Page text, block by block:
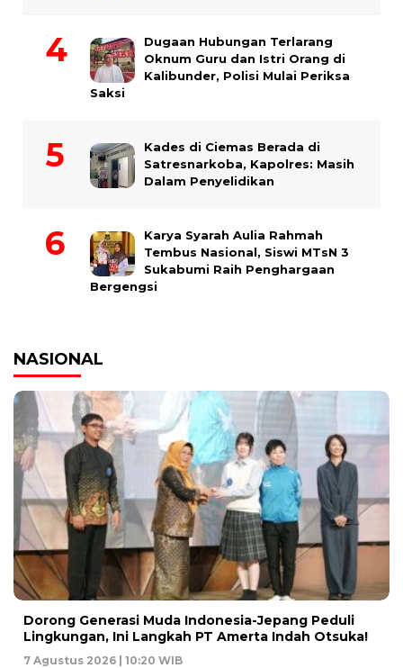
Dugaan Hubungan Terlarang
Oknum Guru dan Istri Orang di
Kalibunder, Polisi Mulai Periksa
Saksi
Kades di Ciemas Berada di
Satresnarkoba, Kapolres: Masih
Dalam Penyelidikan
Karya Syarah Aulia Rahmah
Tembus Nasional, Siswi MTsN 3
Sukabumi Raih Penghargaan
Bergengsi
NASIONAL
Dorong Generasi Muda Indonesia-Jepang Peduli
Lingkungan, Ini Langkah PT Amerta Indah Otsuka!
7 Agustus 2026 | 10:20 WIB